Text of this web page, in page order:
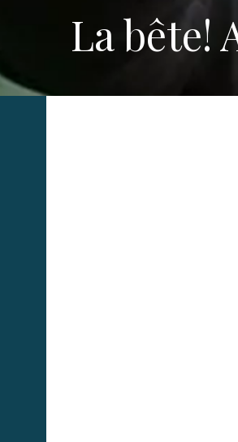
La bête!